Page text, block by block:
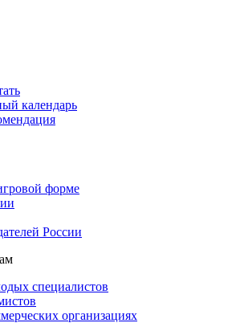
календарь
форме
России
специалистов
организациях